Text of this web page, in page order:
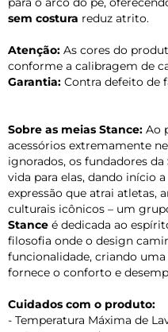
sem costura reduz atrito.
Atenção: As cores do
conforme a calibragem de
Garantia: Contra defeito de
Sobre as meias Stance: Ao
acessórios extremamente
ignorados, os fundadores da
vida para elas, dando início
expressão que atrai atletas,
culturais icônicos – um
Stance é dedicada ao
filosofia onde o design
funcionalidade, criando
fornece o conforto e
Cuidados com o produto:
- Temperatura Máxima de